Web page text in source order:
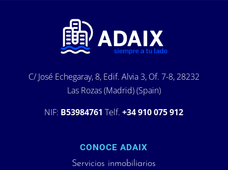
C/ José Echegaray, 8, Edif. Alvia 3, Of. 7-8, 28232
Las Rozas (Madrid) (Spain)
NIF: B53984761 Telf.+34 910 075 912
CONOCE ADAIX
Servicios inmobiliarios